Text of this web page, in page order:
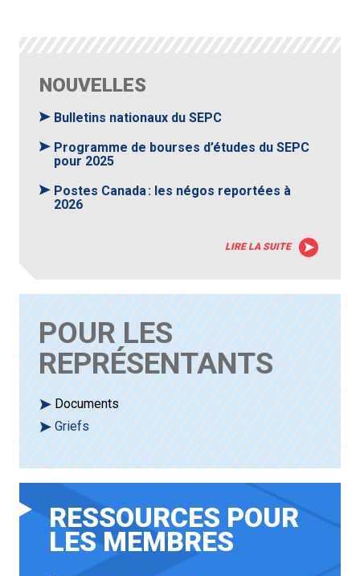
NOUVELLES
Bulletins nationaux du SEPC
Programme de bourses d’études du SEPC
pour 2025
Postes Canada : les négos reportées à
2026
LIRE LA SUITE
POUR LES
REPRÉSENTANTS
Documents
Griefs
RESSOURCES POUR
LES MEMBRES